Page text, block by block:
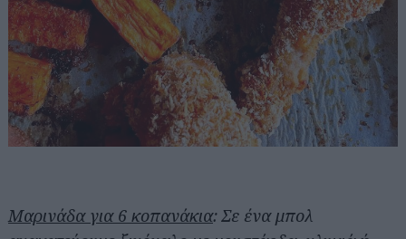
Μαρινάδα για 6 κοπανάκια: Σε ένα μπολ